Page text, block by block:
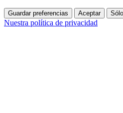
Guardar preferencias Aceptar
Nuestra política de privacidad